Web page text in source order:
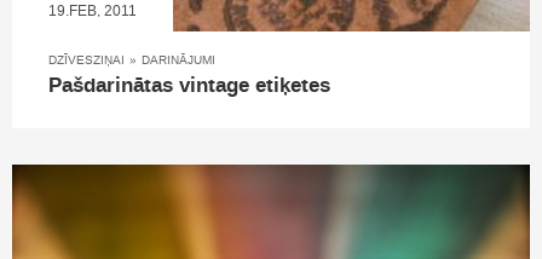
19.FEB, 2011
DZĪVESZIŅAI » DARINĀJUMI
Pašdarinātas vintage etiķetes